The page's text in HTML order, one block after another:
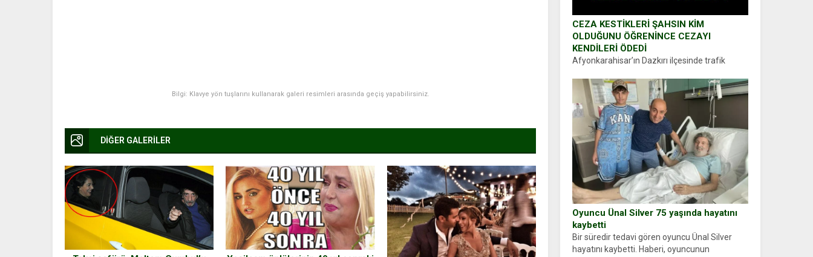
CEZA KESTİKLERİ ŞAHSIN KİM
OLDUĞUNU ÖĞRENİNCE CEZAYI
KENDİLERİ ÖDEDİ
Afyonkarahisar’ın Dazkırı ilçesinde trafik
durdurdukları bir otomobilin sürücüsünden
ehliyet ve ruhsat sorup belgelerini istedi.
Sürücü Abdurrahman Ö.nün verdiği evraklarda
eksik olduğunu...
Oyuncu Ünal Silver 75 yaşında hayatını
kaybetti
Bir süredir tedavi gören oyuncu Ünal Silver
hayatını kaybetti. Haberi, oyuncunun
Bilgi: Klavye yön tuşlarını kullanarak galeri resimleri arasında geçiş yapabilirsiniz.
DİĞER GALERİLER